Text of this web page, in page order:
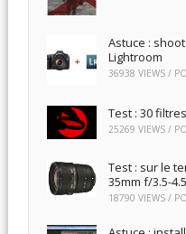
Astuce :
Lightroom
36938 VIEWS /
Test : 30
25269 VIEWS /
Test : sur le
35mm f/3.5-
18790 VIEWS /